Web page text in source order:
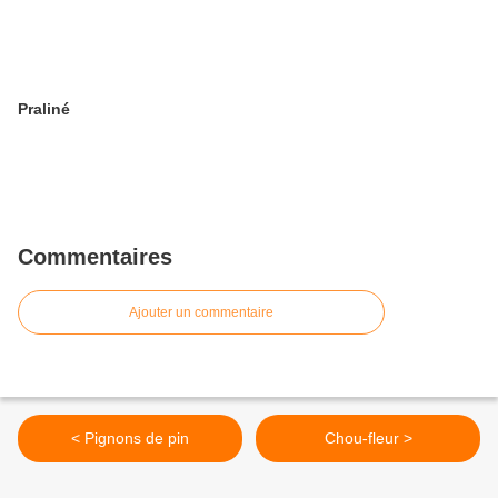
Praliné
Commentaires
Ajouter un commentaire
< Pignons de pin Chou-fleur >